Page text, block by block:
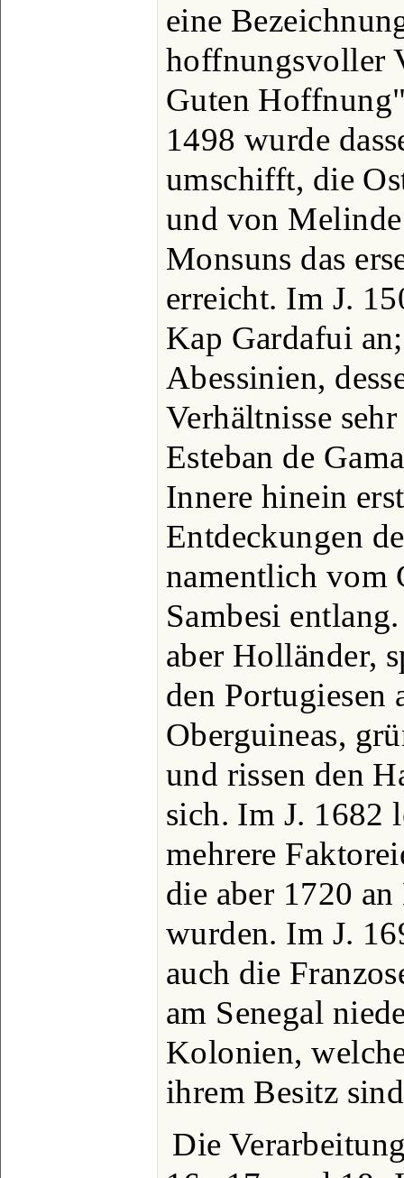
eine
hoffnungsvoller
Guten
1498 wurde
umschifft, die
und von
Monsuns das
erreicht. Im J.
Kap Gardafui
Abessinien,
Verhältnisse
Esteban de
Innere hinein
Entdeckungen
namentlich vom
Sambesi
aber Holländer,
den Portugiesen
Oberguineas,
und rissen den
sich. Im J. 1682
mehrere
die aber 1720
wurden. Im J.
auch die
am Senegal
Kolonien,
ihrem Besitz
Die